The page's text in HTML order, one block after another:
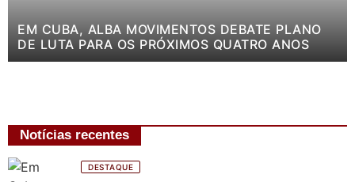
EM CUBA, ALBA MOVIMENTOS DEBATE PLANO
DE LUTA PARA OS PRÓXIMOS QUATRO ANOS
Notícias recentes
DESTAQUE